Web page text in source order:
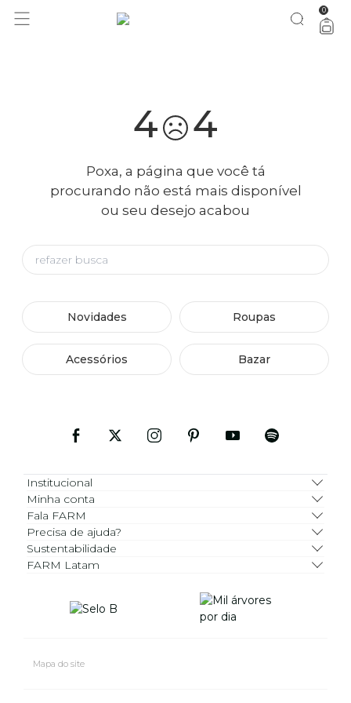
você merece 30% OFF pra comemorar com a gente aproveita! 0
4 4
Poxa, a página que você tá
procurando não está mais disponível
ou seu desejo acabou
Novidades Roupas
Acessórios Bazar
Institucional
Minha conta
Fala FARM
Precisa de ajuda?
Sustentabilidade
FARM Latam
Mapa do site